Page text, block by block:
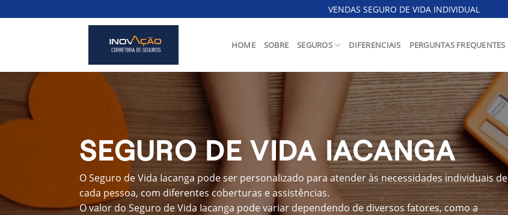
to
VENDAS SEGURO DE VIDA INDIVIDUAL
HOME SOBRE SEGUROS DIFERENCIAIS PERGUNTAS FREQUENTES
SEGURO DE VIDA IACANGA
O Seguro de Vida Iacanga pode ser personalizado para atender às necessidades individuais de
cada pessoa, com diferentes coberturas e assistências.
O valor do Seguro de Vida Iacanga pode variar dependendo de diversos fatores, como a